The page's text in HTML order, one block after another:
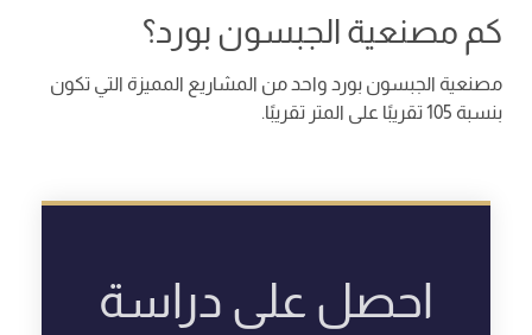
كم مصنعية الجبسون بورد؟
مصنعية الجبسون بورد واحد من المشاريع المميزة التي تكون
بنسبة 105 تقريبًا على المتر تقريبًا.
احصل على دراسة